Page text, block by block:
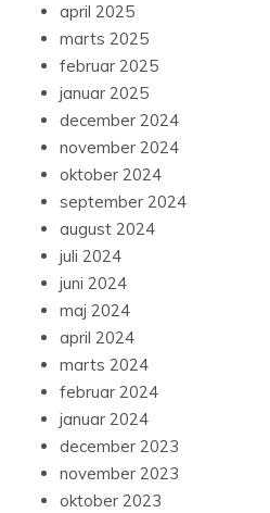
april 2025
marts 2025
februar 2025
januar 2025
december 2024
november 2024
oktober 2024
september 2024
august 2024
juli 2024
juni 2024
maj 2024
april 2024
marts 2024
februar 2024
januar 2024
december 2023
november 2023
oktober 2023